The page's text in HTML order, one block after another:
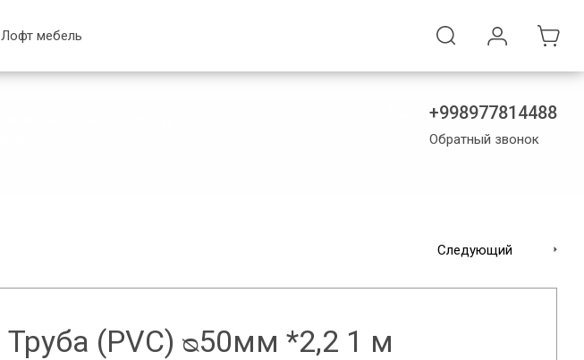
Лофт мебель
+998977814488
Обратный звонок
Следующий
Труба (РVC) ᴓ50мм *2,2 1 м